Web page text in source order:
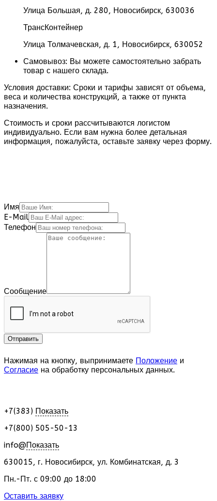
Улица Большая, д. 280, Новосибирск, 630036
ТрансКонтейнер
Улица Толмачевская, д. 1, Новосибирск, 630052
Самовывоз: Вы можете самостоятельно забрать
товар с нашего склада.
Условия доставки: Сроки и тарифы зависят от объема,
веса и количества конструкций, а также от пункта
назначения.
Стоимость и сроки рассчитываются логистом
индивидуально. Если вам нужна более детальная
информация, пожалуйста, оставьте заявку через форму.
Имя
E-Mail
Телефон
Сообщение
Нажимая на кнопку, выпринимаете Положение и
Согласие на обработку персональных данных.
+7(383) Показать
+7(800) 505-50-13
info@Показать
630015, г. Новосибирск, ул. Комбинатская, д. 3
Пн.-Пт. с 09:00 до 18:00
Оставить заявку